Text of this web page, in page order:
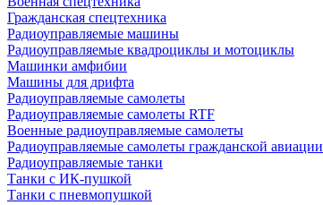
Гражданская спецтехника
Радиоуправляемые машины
Радиоуправляемые квадроциклы и мотоциклы
Машинки амфибии
Машины для дрифта
Радиоуправляемые самолеты
Радиоуправляемые самолеты RTF
Военные радиоуправляемые самолеты
Радиоуправляемые самолеты гражданской авиации
Радиоуправляемые танки
Танки с ИК-пушкой
Танки с пневмопушкой